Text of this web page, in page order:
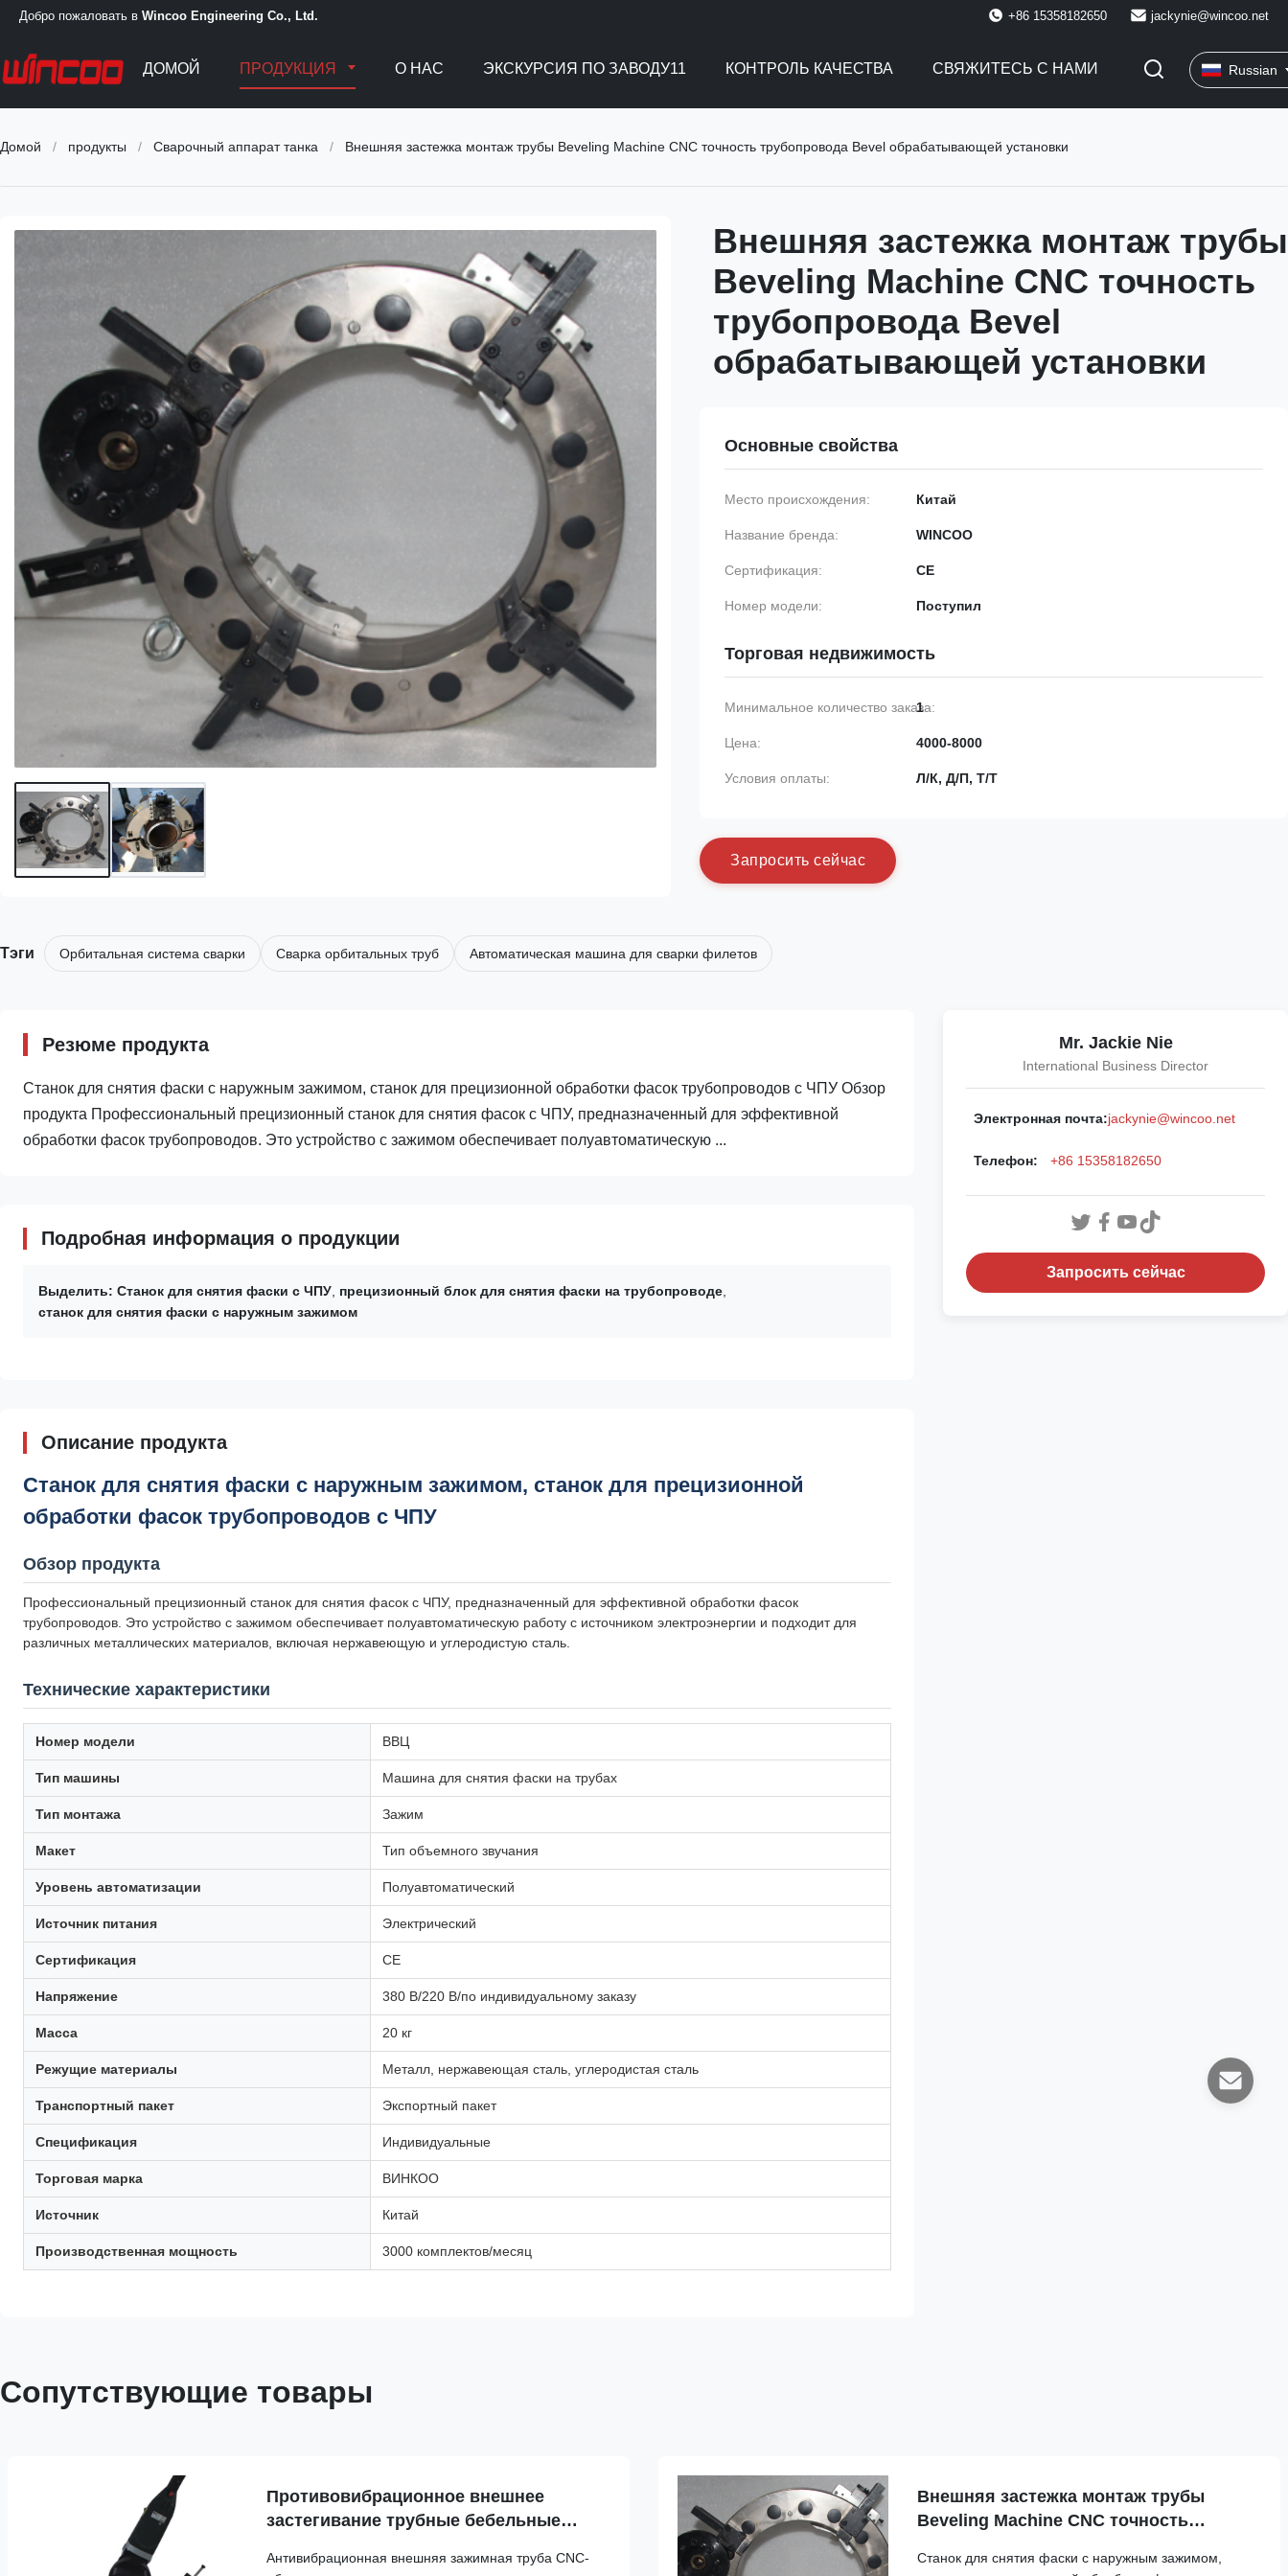
Добро пожаловать в Wincoo Engineering Co., Ltd. +86 15358182650 jackynie@wincoo.net
ДОМОЙ ПРОДУКЦИЯ О НАС ЭКСКУРСИЯ ПО ЗАВОДУ11 КОНТРОЛЬ КАЧЕСТВА СВЯЖИТЕСЬ С НАМИ Russian
Домой / продукты / Сварочный аппарат танка / Внешняя застежка монтаж трубы Beveling Machine CNC точность трубопровода Bevel обрабатывающей установки
Внешняя застежка монтаж трубы
Beveling Machine CNC точность
трубопровода Bevel
обрабатывающей установки
Основные свойства
Место происхождения: Китай
Название бренда: WINCOO
Сертификация: CE
Номер модели: Поступил
Торговая недвижимость
Минимальное количество заказа:
1
Цена: 4000-8000
Условия оплаты: Л/К, Д/П, Т/Т
Запросить сейчас
Тэги Орбитальная система сварки Сварка орбитальных труб Автоматическая машина для сварки филетов
Резюме продукта
Станок для снятия фаски с наружным зажимом, станок для прецизионной обработки фасок трубопроводов с ЧПУ Обзор
продукта Профессиональный прецизионный станок для снятия фасок с ЧПУ, предназначенный для эффективной
обработки фасок трубопроводов. Это устройство с зажимом обеспечивает полуавтоматическую ...
Подробная информация о продукции
Выделить: Станок для снятия фаски с ЧПУ прецизионный блок для снятия фаски на трубопроводе
станок для снятия фаски с наружным зажимом
Описание продукта
Станок для снятия фаски с наружным зажимом, станок для прецизионной
обработки фасок трубопроводов с ЧПУ
Обзор продукта
Профессиональный прецизионный станок для снятия фасок с ЧПУ, предназначенный для эффективной обработки фасок
трубопроводов. Это устройство с зажимом обеспечивает полуавтоматическую работу с источником электроэнергии и подходит для
различных металлических материалов, включая нержавеющую и углеродистую сталь.
Технические характеристики
Номер модели ВВЦ
Тип машины Машина для снятия фаски на трубах
Тип монтажа Зажим
Макет Тип объемного звучания
Уровень автоматизации Полуавтоматический
Источник питания Электрический
Сертификация CE
Напряжение 380 В/220 В/по индивидуальному заказу
Масса 20 кг
Режущие материалы Металл, нержавеющая сталь, углеродистая сталь
Транспортный пакет Экспортный пакет
Спецификация Индивидуальные
Торговая марка ВИНКОО
Источник Китай
Производственная мощность 3000 комплектов/месяц
Mr. Jackie Nie
International Business Director
Электронная почта:jackynie@wincoo.net
Телефон: +86 15358182650
Запросить сейчас
Сопутствующие товары
Противовибрационное внешнее
застегивание трубные бебельные
окончание Chamfer оборудование
Антивибрационная внешняя зажимная труба CNC-
Внешняя застежка монтаж трубы
Beveling Machine CNC точность
установки
Станок для снятия фаски с наружным зажимом,